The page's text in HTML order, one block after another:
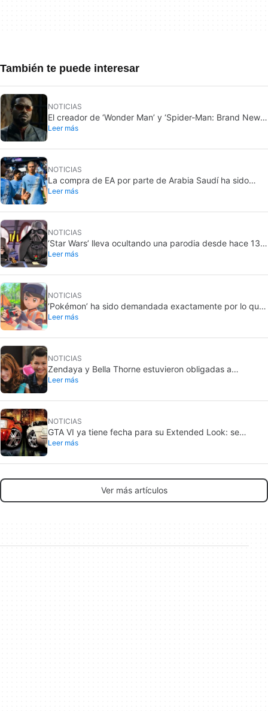
También te puede interesar
NOTICIAS
El creador de ‘Wonder Man’ y ‘Spider-Man: Brand New
Day’ no entiende por qué la serie fue cancelada
Leer más
NOTICIAS
La compra de EA por parte de Arabia Saudí ha sido
finalizada, y eso son malas noticias para todos
Leer más
NOTICIAS
‘Star Wars’ lleva ocultando una parodia desde hace 13
años. Ahora por fin la sacará a la luz… pero solo para
Leer más
NOTICIAS
‘Pokémon’ ha sido demandada exactamente por lo que
jamás querría: grabar a gente sin su consentimiento en
Leer más
NOTICIAS
Zendaya y Bella Thorne estuvieron obligadas a
enfrentarse cuando eran actrices infantiles en Disney.
Leer más
NOTICIAS
GTA VI ya tiene fecha para su Extended Look: se
estrena en Netflix
Leer más
Ver más artículos